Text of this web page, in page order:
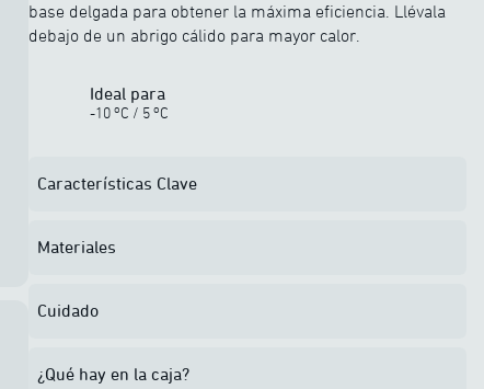
base delgada para obtener la máxima eficiencia. Llévala
debajo de un abrigo cálido para mayor calor.
Ideal para
-10 oC / 5 oC
Características Clave
Materiales
Cuidado
¿Qué hay en la caja?